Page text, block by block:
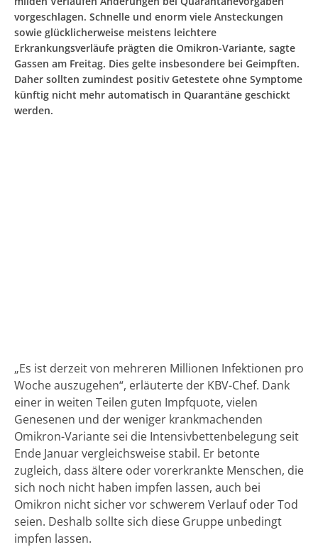
vorgeschlagen. Schnelle und enorm viele Ansteckungen
sowie glücklicherweise meistens leichtere
Erkrankungsverläufe prägten die Omikron-Variante, sagte
Gassen am Freitag. Dies gelte insbesondere bei Geimpften.
Daher sollten zumindest positiv Getestete ohne Symptome
künftig nicht mehr automatisch in Quarantäne geschickt
werden.
„Es ist derzeit von mehreren Millionen Infektionen pro
Woche auszugehen“, erläuterte der KBV-Chef. Dank
einer in weiten Teilen guten Impfquote, vielen
Genesenen und der weniger krankmachenden
Omikron-Variante sei die Intensivbettenbelegung seit
Ende Januar vergleichsweise stabil. Er betonte
zugleich, dass ältere oder vorerkrankte Menschen, die
sich noch nicht haben impfen lassen, auch bei
Omikron nicht sicher vor schwerem Verlauf oder Tod
seien. Deshalb sollte sich diese Gruppe unbedingt
impfen lassen.